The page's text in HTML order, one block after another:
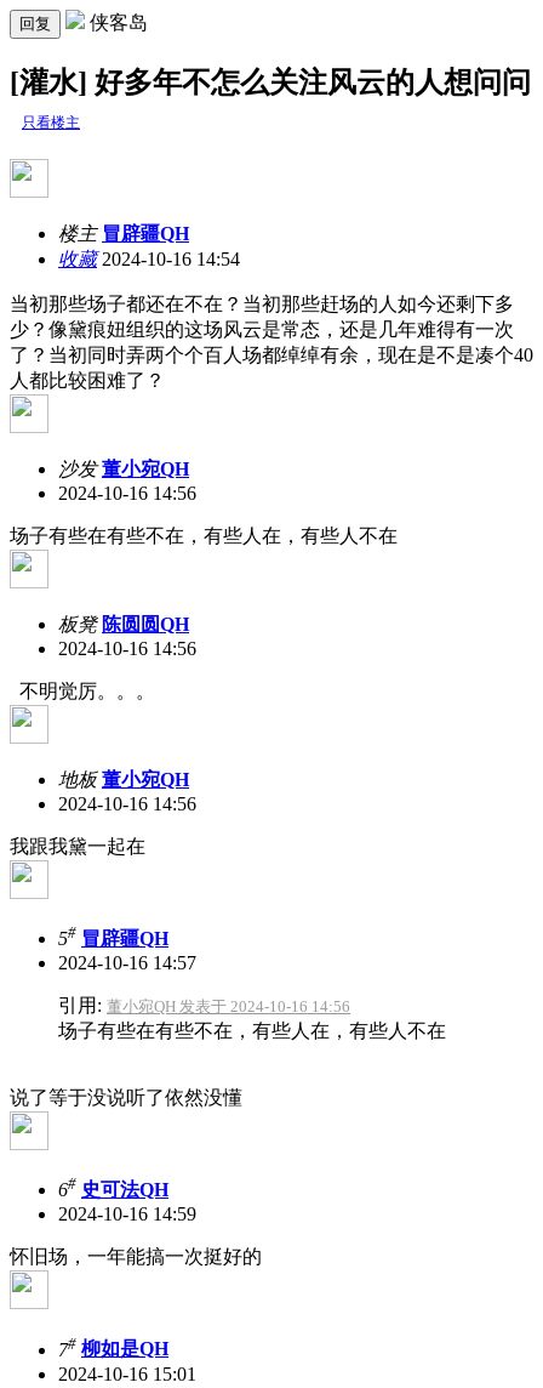
回复 侠客岛
[灌水] 好多年不怎么关注风云的人想问问
只看楼主
楼主 冒辟疆QH
收藏2024-10-16 14:54
当初那些场子都还在不在？当初那些赶场的人如今还剩下多
少？像黛痕妞组织的这场风云是常态，还是几年难得有一次
了？当初同时弄两个个百人场都绰绰有余，现在是不是凑个40
人都比较困难了？
沙发 董小宛QH
2024-10-16 14:56
场子有些在有些不在，有些人在，有些人不在
板凳 陈圆圆QH
2024-10-16 14:56
不明觉厉。。。
地板 董小宛QH
2024-10-16 14:56
我跟我黛一起在
5# 冒辟疆QH
2024-10-16 14:57
引用: 董小宛QH 发表于 2024-10-16 14:56
场子有些在有些不在，有些人在，有些人不在
说了等于没说听了依然没懂
6# 史可法QH
2024-10-16 14:59
怀旧场，一年能搞一次挺好的
7# 柳如是QH
2024-10-16 15:01